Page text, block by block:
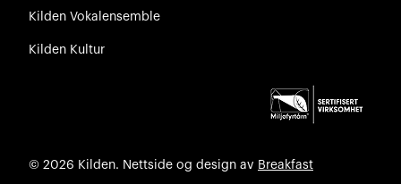
Kilden Vokalensemble
Kilden Kultur
© 2026 Kilden. Nettside og design av Breakfast